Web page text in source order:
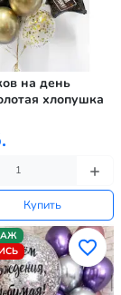
на день
хлопушка
Купить